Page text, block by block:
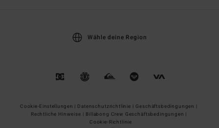
Wähle deine Region
Cookie-Einstellungen | Datenschutzrichtlinie | Geschäftsbedingungen |
Rechtliche Hinweise | Billabong Crew Geschäftsbedingungen |
Cookie-Richtlinie